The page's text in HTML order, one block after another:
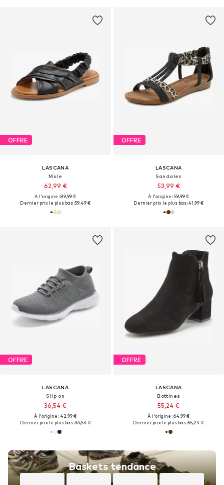
OFFRE
LASCANA
Mule
62,99 €
À l'origine : 89,99 €
Dernier prix le plus bas :59,49 €
OFFRE
LASCANA
Sandales
53,99 €
À l'origine : 59,99 €
Dernier prix le plus bas :41,99 €
OFFRE
LASCANA
Slip on
36,54 €
À l'origine : 42,99 €
Dernier prix le plus bas :36,54 €
Baskets tendance
OFFRE
LASCANA
Bottines
55,24 €
À l'origine : 64,99 €
Dernier prix le plus bas :55,24 €